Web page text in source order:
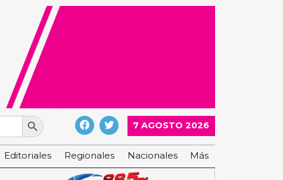
Search Button
7 AGOSTO 2026
Editoriales Regionales Nacionales Más